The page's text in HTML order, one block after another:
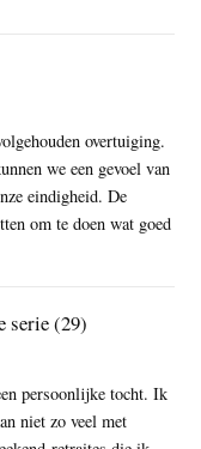
overtuiging.
we een gevoel van
eindigheid. De
om te doen wat goed
serie (29)
persoonlijke tocht. Ik
niet zo veel met